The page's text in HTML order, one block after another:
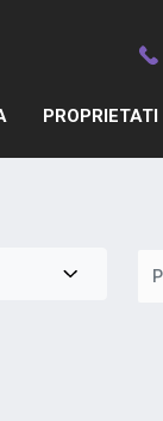
PROPRIETATI